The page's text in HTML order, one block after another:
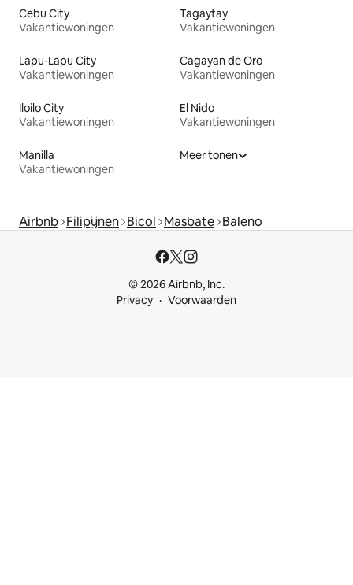
Cebu City
Vakantiewoningen
Tagaytay
Vakantiewoningen
Lapu-Lapu City
Vakantiewoningen
Cagayan de Oro
Vakantiewoningen
Iloilo City
Vakantiewoningen
El Nido
Vakantiewoningen
Manilla
Vakantiewoningen
Meer tonen
Airbnb Filipijnen Bicol Masbate Baleno
© 2026 Airbnb, Inc.
Privacy
Voorwaarden